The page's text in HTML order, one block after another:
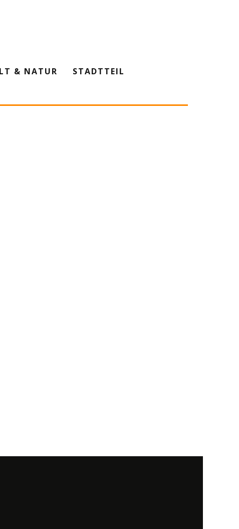
& NATUR
STADTTEIL